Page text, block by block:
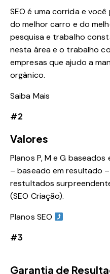
SEO é uma corrida e
do melhor carro e do
pesquisa e trabalho
nesta área e o trabalho
empresas que ajudo a
orgânico.
Saiba Mais
#2
Valores
Planos P, M e G
– baseado em resultado
restultados
(SEO Criação).
Planos SEO
#3
Garantia de